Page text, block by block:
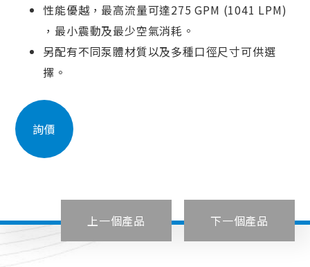
性能優越，最高流量可達275 GPM (1041 LPM)
，最小震動及最少空氣消耗。
另配有不同泵體材質以及多種口徑尺寸可供選
擇。
詢價
上一個產品 下一個產品